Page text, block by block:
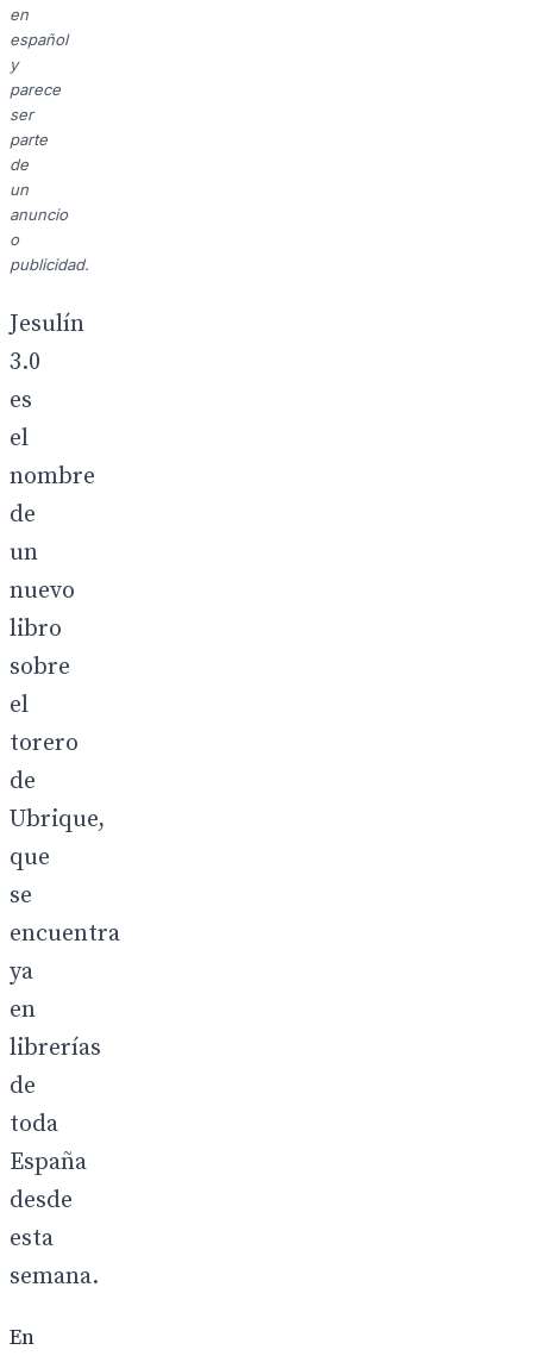
en
español
y
parece
ser
parte
de
un
anuncio
o
publicidad.
Jesulín
3.0
es
el
nombre
de
un
nuevo
libro
sobre
el
torero
de
Ubrique,
que
se
encuentra
ya
en
librerías
de
toda
España
desde
esta
semana.
En